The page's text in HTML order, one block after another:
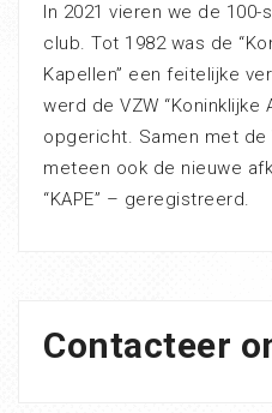
In 2021 vieren we de
club. Tot 1982 was de
Kapellen” een feitelijke
werd de VZW “Koninklijke
opgericht. Samen met de
meteen ook de nieuwe
“KAPE” – geregistreerd.
Contacteer